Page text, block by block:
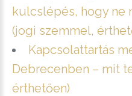
kulcslépés, hogy ne
(jogi szemmel,
Kapcsolattartás
Debrecenben – mit
érthetően)